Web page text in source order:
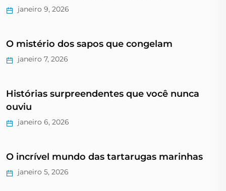
janeiro 9, 2026
O mistério dos sapos que congelam
janeiro 7, 2026
Histórias surpreendentes que você nunca
ouviu
janeiro 6, 2026
O incrível mundo das tartarugas marinhas
janeiro 5, 2026